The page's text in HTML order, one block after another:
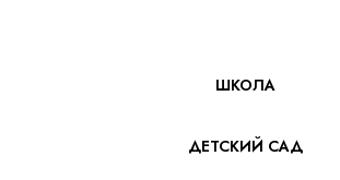
ШКОЛА
ДЕТСКИЙ САД